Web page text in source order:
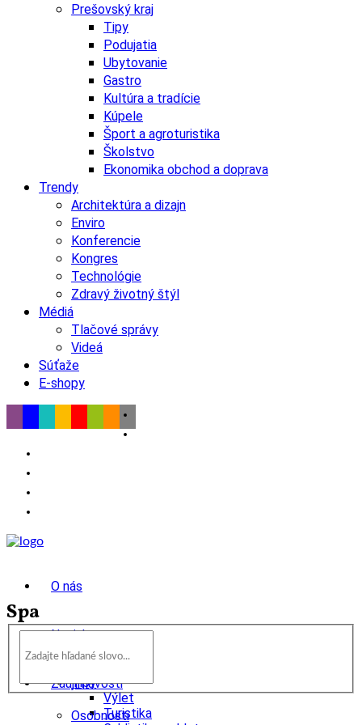
Prešovský kraj
Tipy
Podujatia
Ubytovanie
Gastro
Kultúra a tradície
Kúpele
Šport a agroturistika
Školstvo
Ekonomika obchod a doprava
Trendy
Architektúra a dizajn
Enviro
Konferencie
Kongres
Technológie
Zdravý životný štýl
Médiá
Tlačové správy
Videá
Súťaže
E-shopy
O nás
Novinky
Tipy
Výlet
Turistika
Zaujímavosti
Osobnosti
Spa